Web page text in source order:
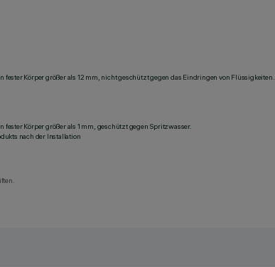
fester Körper größer als 12 mm, nicht geschützt gegen das Eindringen von Flüssigkeiten.
fester Körper größer als 1 mm, geschützt gegen Spritzwasser.
nach der Installation